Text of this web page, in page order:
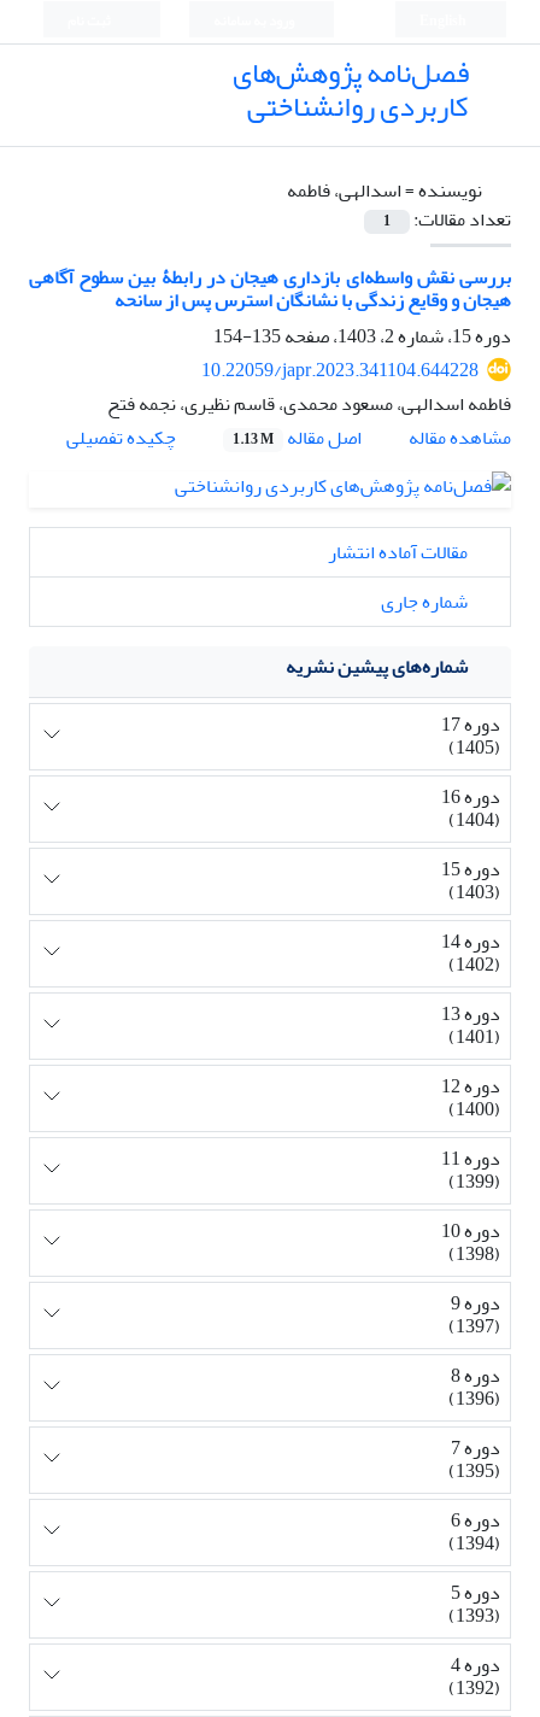
فصل‌نامه پژوهش‌های
کاربردی روانشناختی
نویسنده =اسدالهی، فاطمه
تعداد مقالات:
1
بررسی نقش واسطه‌ای بازداری هیجان در رابطۀ بین سطوح آگاهی
هیجان و وقایع زندگی با نشانگان استرس پس از سانحه
دوره 15، شماره 2، 1403، صفحه
135-154
10.22059/japr.2023.341104.644228
فاطمه اسدالهی، مسعود محمدی، قاسم نظیری، نجمه فتح
مشاهده مقاله
اصل مقاله 1.13 M چکیده تفصیلی
مقالات آماده انتشار
شماره جاری
شماره‌های پیشین نشریه
دوره 17
(1405)
دوره 16
(1404)
دوره 15
(1403)
دوره 14
(1402)
دوره 13
(1401)
دوره 12
(1400)
دوره 11
(1399)
دوره 10
(1398)
دوره 9
(1397)
دوره 8
(1396)
دوره 7
(1395)
دوره 6
(1394)
دوره 5
(1393)
دوره 4
(1392)